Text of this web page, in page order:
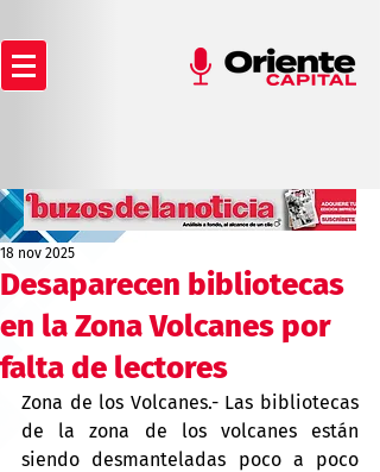
Desaparecen bibliotecas
en la Zona Volcanes por
falta de lectores
18 nov 2025
Zona de los Volcanes.- Las bibliotecas
de la zona de los volcanes están
siendo desmanteladas poco a poco